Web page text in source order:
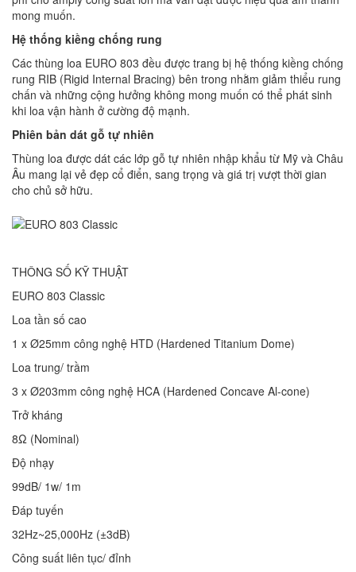
mong muốn.
Hệ thống kiềng chống rung
Các thùng loa EURO 803 đều được trang bị hệ thống kiềng chống
rung RIB (Rigid Internal Bracing) bên trong nhằm giảm thiểu rung
chấn và những cộng hưởng không mong muốn có thể phát sinh
khi loa vận hành ở cường độ mạnh.
Phiên bản dát gỗ tự nhiên
Thùng loa được dát các lớp gỗ tự nhiên nhập khẩu từ Mỹ và Châu
Âu mang lại vẻ đẹp cổ điển, sang trọng và giá trị vượt thời gian
cho chủ sở hữu.
THÔNG SỐ KỸ THUẬT
EURO 803 Classic
Loa tần số cao
1 x Ø25mm công nghệ HTD (Hardened Titanium Dome)
Loa trung/ trầm
3 x Ø203mm công nghệ HCA (Hardened Concave Al-cone)
Trở kháng
8Ω (Nominal)
Độ nhạy
99dB/ 1w/ 1m
Đáp tuyến
32Hz~25,000Hz (±3dB)
Công suất liên tục/ đỉnh